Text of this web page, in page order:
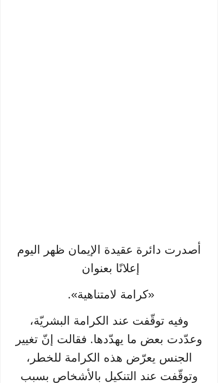
أصدرت دائرة عقيدة الإيمان ظهر اليوم
إعلانًا بعنوان
«كرامة لامتناهية».
وفيه توقّفت عند الكرامة البشريّة،
وعدّدت بعض ما يهدّدها. فقالت إنّ تغيير
الجنس يعرّض هذه الكرامة للخطر،
وتوقّفت عند التنكيل بالأشخاص بسبب